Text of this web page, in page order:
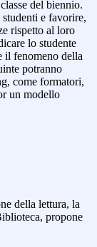
del biennio.
e favorire,
rispetto al loro
lo studente
il fenomeno della
potranno
come formatori,
un modello
della lettura, la
propone